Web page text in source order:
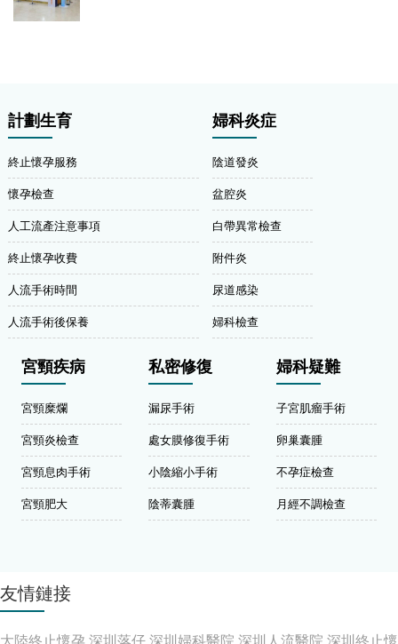
計劃生育
終止懷孕服務
懷孕檢查
人工流產注意事項
終止懷孕收費
人流手術時間
人流手術後保養
婦科炎症
陰道發炎
盆腔炎
白帶異常檢查
附件炎
尿道感染
婦科檢查
宮頸疾病
宮頸糜爛
宮頸炎檢查
宮頸息肉手術
宮頸肥大
私密修復
漏尿手術
處女膜修復手術
小陰縮小手術
陰蒂囊腫
婦科疑難
子宮肌瘤手術
卵巢囊腫
不孕症檢查
月經不調檢查
友情鏈接